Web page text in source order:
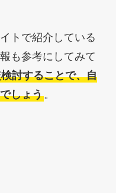
トで紹介している
も参考にしてみて
討することで、自
しょう。